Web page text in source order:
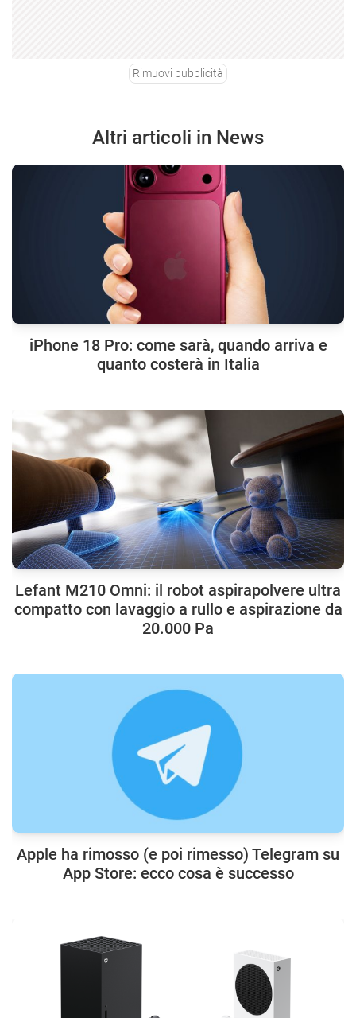
Rimuovi pubblicità
Altri articoli in News
iPhone 18 Pro: come sarà, quando arriva e
quanto costerà in Italia
Lefant M210 Omni: il robot aspirapolvere ultra
compatto con lavaggio a rullo e aspirazione da
20.000 Pa
Apple ha rimosso (e poi rimesso) Telegram su
App Store: ecco cosa è successo